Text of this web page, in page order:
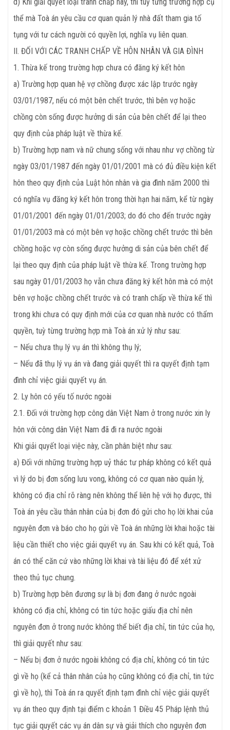
thể mà Toà án yêu cầu cơ quan quản lý nhà đất tham gia tố
tụng với tư cách người có quyền lợi, nghĩa vụ liên quan.
II. ĐỐI VỚI CÁC TRANH CHẤP VỀ HÔN NHÂN VÀ GIA ĐÌNH
1. Thừa kế trong trường hợp chưa có đăng ký kết hôn
a) Trường hợp quan hệ vợ chồng được xác lập trước ngày
03/01/1987, nếu có một bên chết trước, thì bên vợ hoặc
chồng còn sống được hưởng di sản của bên chết để lại theo
quy định của pháp luật về thừa kế.
b) Trường hợp nam và nữ chung sống với nhau như vợ chồng từ
ngày 03/01/1987 đến ngày 01/01/2001 mà có đủ điều kiện kết
hôn theo quy định của Luật hôn nhân và gia đình năm 2000 thì
có nghĩa vụ đăng ký kết hôn trong thời hạn hai năm, kể từ ngày
01/01/2001 đến ngày 01/01/2003; do đó cho đến trước ngày
01/01/2003 mà có một bên vợ hoặc chồng chết trước thì bên
chồng hoặc vợ còn sống được hưởng di sản của bên chết để
lại theo quy định của pháp luật về thừa kế. Trong trường hợp
sau ngày 01/01/2003 họ vẫn chưa đăng ký kết hôn mà có một
bên vợ hoặc chồng chết trước và có tranh chấp về thừa kế thì
trong khi chưa có quy định mới của cơ quan nhà nước có thẩm
quyền, tuỳ từng trường hợp mà Toà án xử lý như sau:
– Nếu chưa thụ lý vụ án thì không thụ lý;
– Nếu đã thụ lý vụ án và đang giải quyết thì ra quyết định tạm
đình chỉ việc giải quyết vụ án.
2. Ly hôn có yếu tố nước ngoài
2.1. Đối với trường hợp công dân Việt Nam ở trong nước xin ly
hôn với công dân Việt Nam đã đi ra nước ngoài
Khi giải quyết loại việc này, cần phân biệt như sau:
a) Đối với những trường hợp uỷ thác tư pháp không có kết quả
vì lý do bị đơn sống lưu vong, không có cơ quan nào quản lý,
không có địa chỉ rõ ràng nên không thể liên hệ với họ được, thì
Toà án yêu cầu thân nhân của bị đơn đó gửi cho họ lời khai của
nguyên đơn và báo cho họ gửi về Toà án những lời khai hoặc tài
liệu cần thiết cho việc giải quyết vụ án. Sau khi có kết quả, Toà
án có thể căn cứ vào những lời khai và tài liệu đó để xét xử
theo thủ tục chung.
b) Trường hợp bên đương sự là bị đơn đang ở nước ngoài
không có địa chỉ, không có tin tức hoặc giấu địa chỉ nên
nguyên đơn ở trong nước không thể biết địa chỉ, tin tức của họ,
thì giải quyết như sau:
– Nếu bị đơn ở nước ngoài không có địa chỉ, không có tin tức
gì về họ (kể cả thân nhân của họ cũng không có địa chỉ, tin tức
gì về họ), thì Toà án ra quyết định tạm đình chỉ việc giải quyết
vụ án theo quy định tại điểm c khoản 1 Điều 45 Pháp lệnh thủ
tục giải quyết các vụ án dân sự và giải thích cho nguyên đơn